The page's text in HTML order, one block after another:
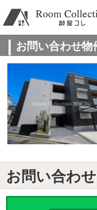
お問い合わせ物
お問い合わ